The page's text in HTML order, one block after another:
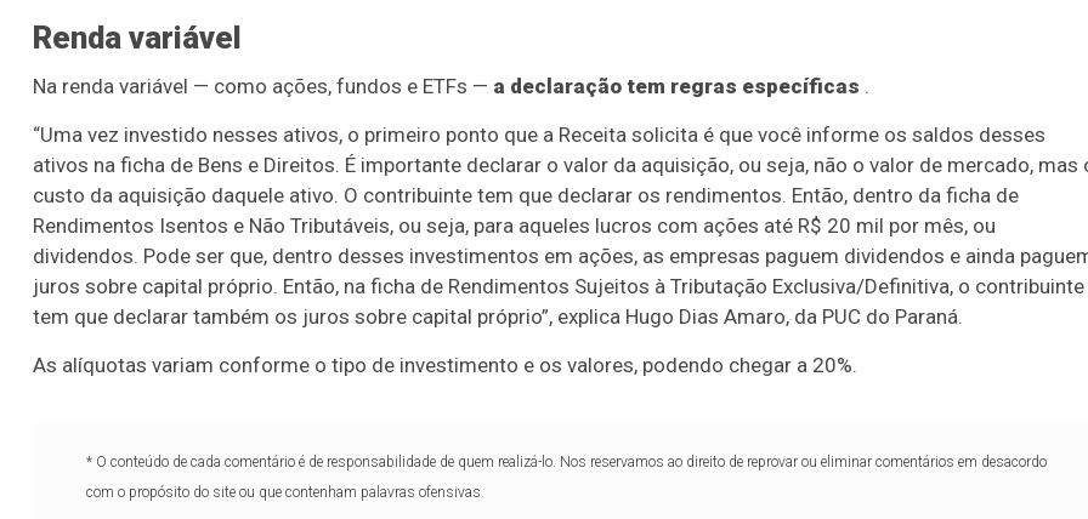
Renda variável
Na renda variável — como ações, fundos e ETFs — a declaração tem regras específicas .
“Uma vez investido nesses ativos, o primeiro ponto que a Receita solicita é que você informe os saldos desses
ativos na ficha de Bens e Direitos. É importante declarar o valor da aquisição, ou seja, não o valor de mercado, mas
custo da aquisição daquele ativo. O contribuinte tem que declarar os rendimentos. Então, dentro da ficha de
Rendimentos Isentos e Não Tributáveis, ou seja, para aqueles lucros com ações até R$ 20 mil por mês, ou
dividendos. Pode ser que, dentro desses investimentos em ações, as empresas paguem dividendos e ainda
juros sobre capital próprio. Então, na ficha de Rendimentos Sujeitos à Tributação Exclusiva/Definitiva, o contribuinte
tem que declarar também os juros sobre capital próprio”, explica Hugo Dias Amaro, da PUC do Paraná.
As alíquotas variam conforme o tipo de investimento e os valores, podendo chegar a 20%.
* O conteúdo de cada comentário é de responsabilidade de quem realizá-lo. Nos reservamos ao direito de reprovar ou eliminar comentários em desacordo
com o propósito do site ou que contenham palavras ofensivas.